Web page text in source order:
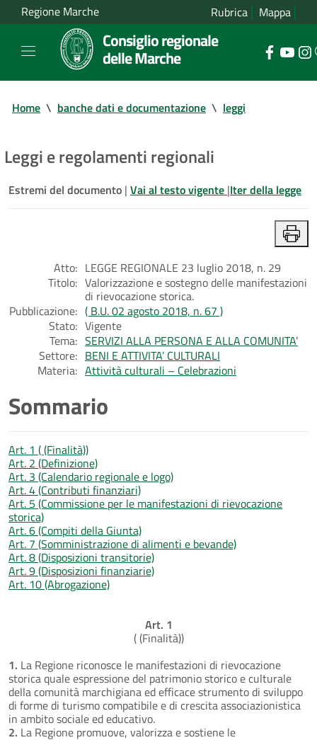
Regione Marche Rubrica Mappa
Consiglio regionale
delle Marche
Home \ banche dati e documentazione \ leggi
Leggi e regolamenti regionali
Estremi del documento | Vai al testo vigente |Iter della legge
Atto: LEGGE REGIONALE 23 luglio 2018, n. 29
Titolo: Valorizzazione e sostegno delle manifestazioni
di rievocazione storica.
Pubblicazione: ( B.U. 02 agosto 2018, n. 67 )
Stato: Vigente
Tema: SERVIZI ALLA PERSONA E ALLA COMUNITA’
Settore: BENI E ATTIVITA’ CULTURALI
Materia: Attività culturali – Celebrazioni
Sommario
Art. 1 ( (Finalità))
Art. 2 (Definizione)
Art. 3 (Calendario regionale e logo)
Art. 4 (Contributi finanziari)
Art. 5 (Commissione per le manifestazioni di rievocazione
storica)
Art. 6 (Compiti della Giunta)
Art. 7 (Somministrazione di alimenti e bevande)
Art. 8 (Disposizioni transitorie)
Art. 9 (Disposizioni finanziarie)
Art. 10 (Abrogazione)
Art. 1
( (Finalità))
1. La Regione riconosce le manifestazioni di rievocazione
storica quale espressione del patrimonio storico e culturale
della comunità marchigiana ed efficace strumento di sviluppo
di forme di turismo compatibile e di crescita associazionistica
in ambito sociale ed educativo.
2. La Regione promuove, valorizza e sostiene le